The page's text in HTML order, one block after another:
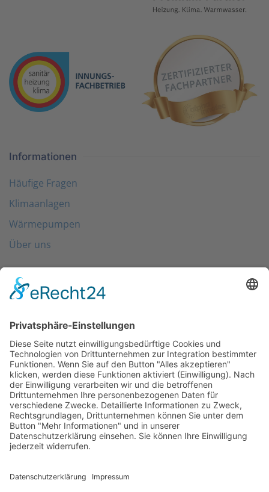
Informationen
Häufige Fragen
Klimaanlagen
Wärmepumpen
Über uns
Folgen Sie uns
Kontakt
0203 - 3965 710
info@friondo.de
Whatsapp
Mo - Fr von 8 - 17 Uhr
SCHREIBEN SIE UNS